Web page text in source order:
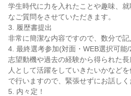
学生時代に力を入れたことや趣味、
なご質問をさせていただきます。
3. 履歴書提出
非常に簡潔な内容ですので、数分で記
4. 最終選考参加(対面・WEB選択可能/
志望動機や過去の経験から得られた
人として活躍をしていきたいかなど
で行いますので、緊張せずにお話しく
5. 内々定！